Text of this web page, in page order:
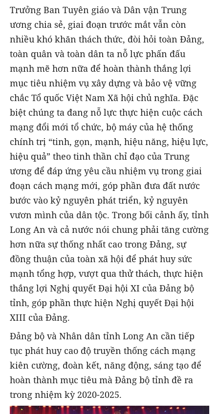
Trưởng Ban Tuyên giáo và Dân vận Trung
ương chia sẻ, giai đoạn trước mắt vẫn còn
nhiều khó khăn thách thức, đòi hỏi toàn Đảng,
toàn quân và toàn dân ta nỗ lực phấn đấu
mạnh mẽ hơn nữa để hoàn thành thắng lợi
mục tiêu nhiệm vụ xây dựng và bảo vệ vững
chắc Tổ quốc Việt Nam Xã hội chủ nghĩa. Đặc
biệt chúng ta đang nỗ lực thực hiện cuộc cách
mạng đổi mới tổ chức, bộ máy của hệ thống
chính trị “tinh, gọn, mạnh, hiệu năng, hiệu lực,
hiệu quả” theo tinh thần chỉ đạo của Trung
ương để đáp ứng yêu cầu nhiệm vụ trong giai
đoạn cách mạng mới, góp phần đưa đất nước
bước vào kỷ nguyên phát triển, kỷ nguyên
vươn mình của dân tộc. Trong bối cảnh ấy, tỉnh
Long An và cả nước nói chung phải tăng cường
hơn nữa sự thống nhất cao trong Đảng, sự
đồng thuận của toàn xã hội để phát huy sức
mạnh tổng hợp, vượt qua thử thách, thực hiện
thắng lợi Nghị quyết Đại hội XI của Đảng bộ
tỉnh, góp phần thực hiện Nghị quyết Đại hội
XIII của Đảng.
Đảng bộ và Nhân dân tỉnh Long An cần tiếp
tục phát huy cao độ truyền thống cách mạng
kiên cường, đoàn kết, năng động, sáng tạo để
hoàn thành mục tiêu mà Đảng bộ tỉnh đề ra
trong nhiệm kỳ 2020-2025.